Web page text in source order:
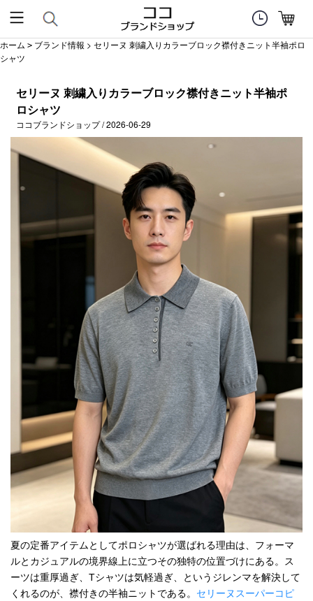
ホーム > ブランド情報 > セリーヌ 刺繍入りカラーブロック襟付きニット半袖ポロ
シャツ
セリーヌ 刺繍入りカラーブロック襟付きニット半袖ポ
ロシャツ
ココブランドショップ / 2026-06-29
夏の定番アイテムとしてポロシャツが選ばれる理由は、フォーマ
ルとカジュアルの境界線上に立つその独特の位置づけにある。ス
ーツは重厚過ぎ、Tシャツは気軽過ぎ、というジレンマを解決して
くれるのが、襟付きの半袖ニットである。 セリーヌスーパーコピ